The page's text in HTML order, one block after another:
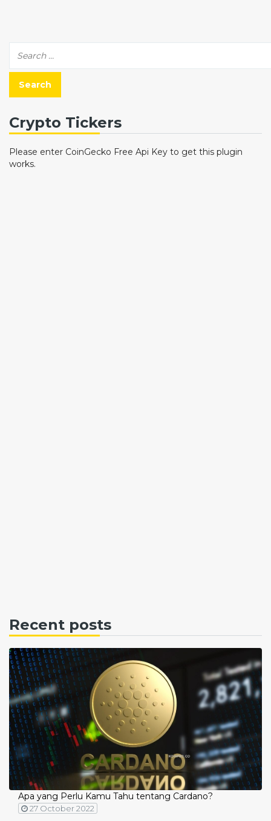
Crypto Tickers
Please enter CoinGecko Free Api Key to get this plugin
works.
Recent posts
Apa yang Perlu Kamu Tahu tentang Cardano?
27 October 2022